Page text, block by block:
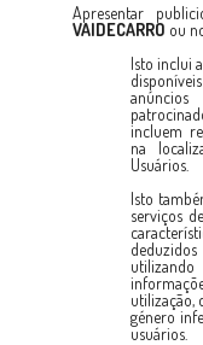
Apresentar
VAIDECARRO ou
Isto inclui
incluem
na
Usuários.
Isto
serviços
utilizando
utilização,
género
usuários.